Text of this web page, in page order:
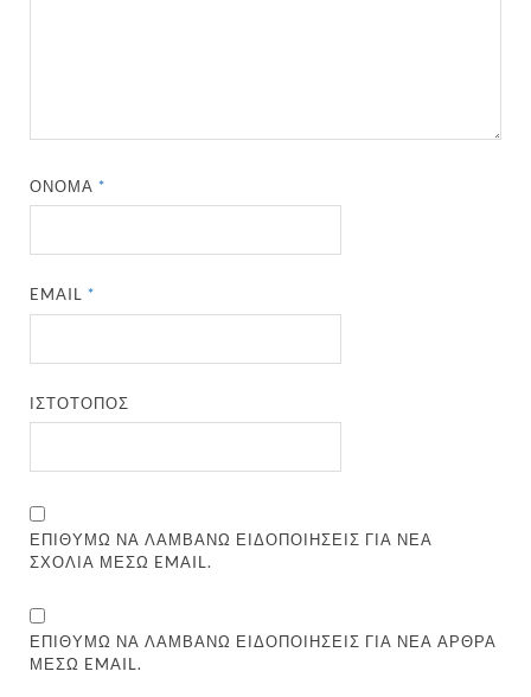
ΌΝΟΜΑ*
EMAIL*
ΙΣΤΌΤΟΠΟΣ
ΕΠΙΘΥΜΏ ΝΑ ΛΑΜΒΆΝΩ ΕΙΔΟΠΟΙΉΣΕΙΣ ΓΙΑ ΝΈΑ
ΣΧΌΛΙΑ ΜΈΣΩ EMAIL.
ΕΠΙΘΥΜΏ ΝΑ ΛΑΜΒΆΝΩ ΕΙΔΟΠΟΙΉΣΕΙΣ ΓΙΑ ΝΈΑ ΆΡΘΡΑ
ΜΈΣΩ EMAIL.